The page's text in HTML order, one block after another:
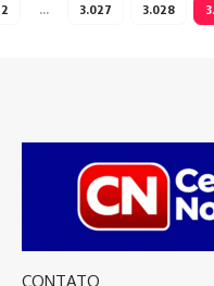
2 … 3.027 3.028
CONTATO